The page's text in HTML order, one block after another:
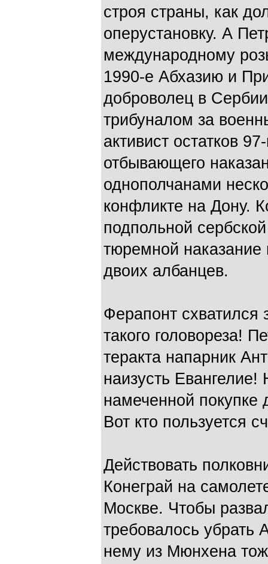
строя страны, как
оперустановку. А
международному
1990-е Абхазию и
доброволец в
трибуналом за
активист остатков
отбывающего
однополчанами
конфликте на Дону.
подпольной
тюремной наказание
двоих албанцев.
Ферапонт схватился
такого головореза!
теракта напарник
наизусть
намеченной
Вот кто пользуется
Действовать
Конеграй на
Москве. Чтобы
требовалось убрать
нему из Мюнхена